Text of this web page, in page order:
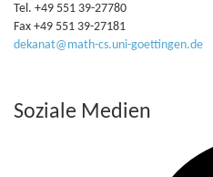
Tel. +49 551 39-27780
Fax +49 551 39-27181
dekanat@math-cs.uni-goettingen.de
Soziale Medien